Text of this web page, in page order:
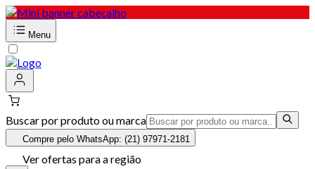
Menu
Buscar por produto ou marca
Compre pelo WhatsApp: (21) 97971-2181
Ver ofertas para a região